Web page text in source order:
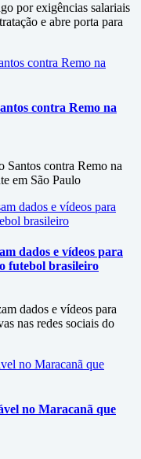
por exigências salariais
e abre porta para
contra Remo na
contra Remo na
em São Paulo
dados e vídeos para
futebol brasileiro
dados e vídeos para
nas redes sociais do
no Maracanã que